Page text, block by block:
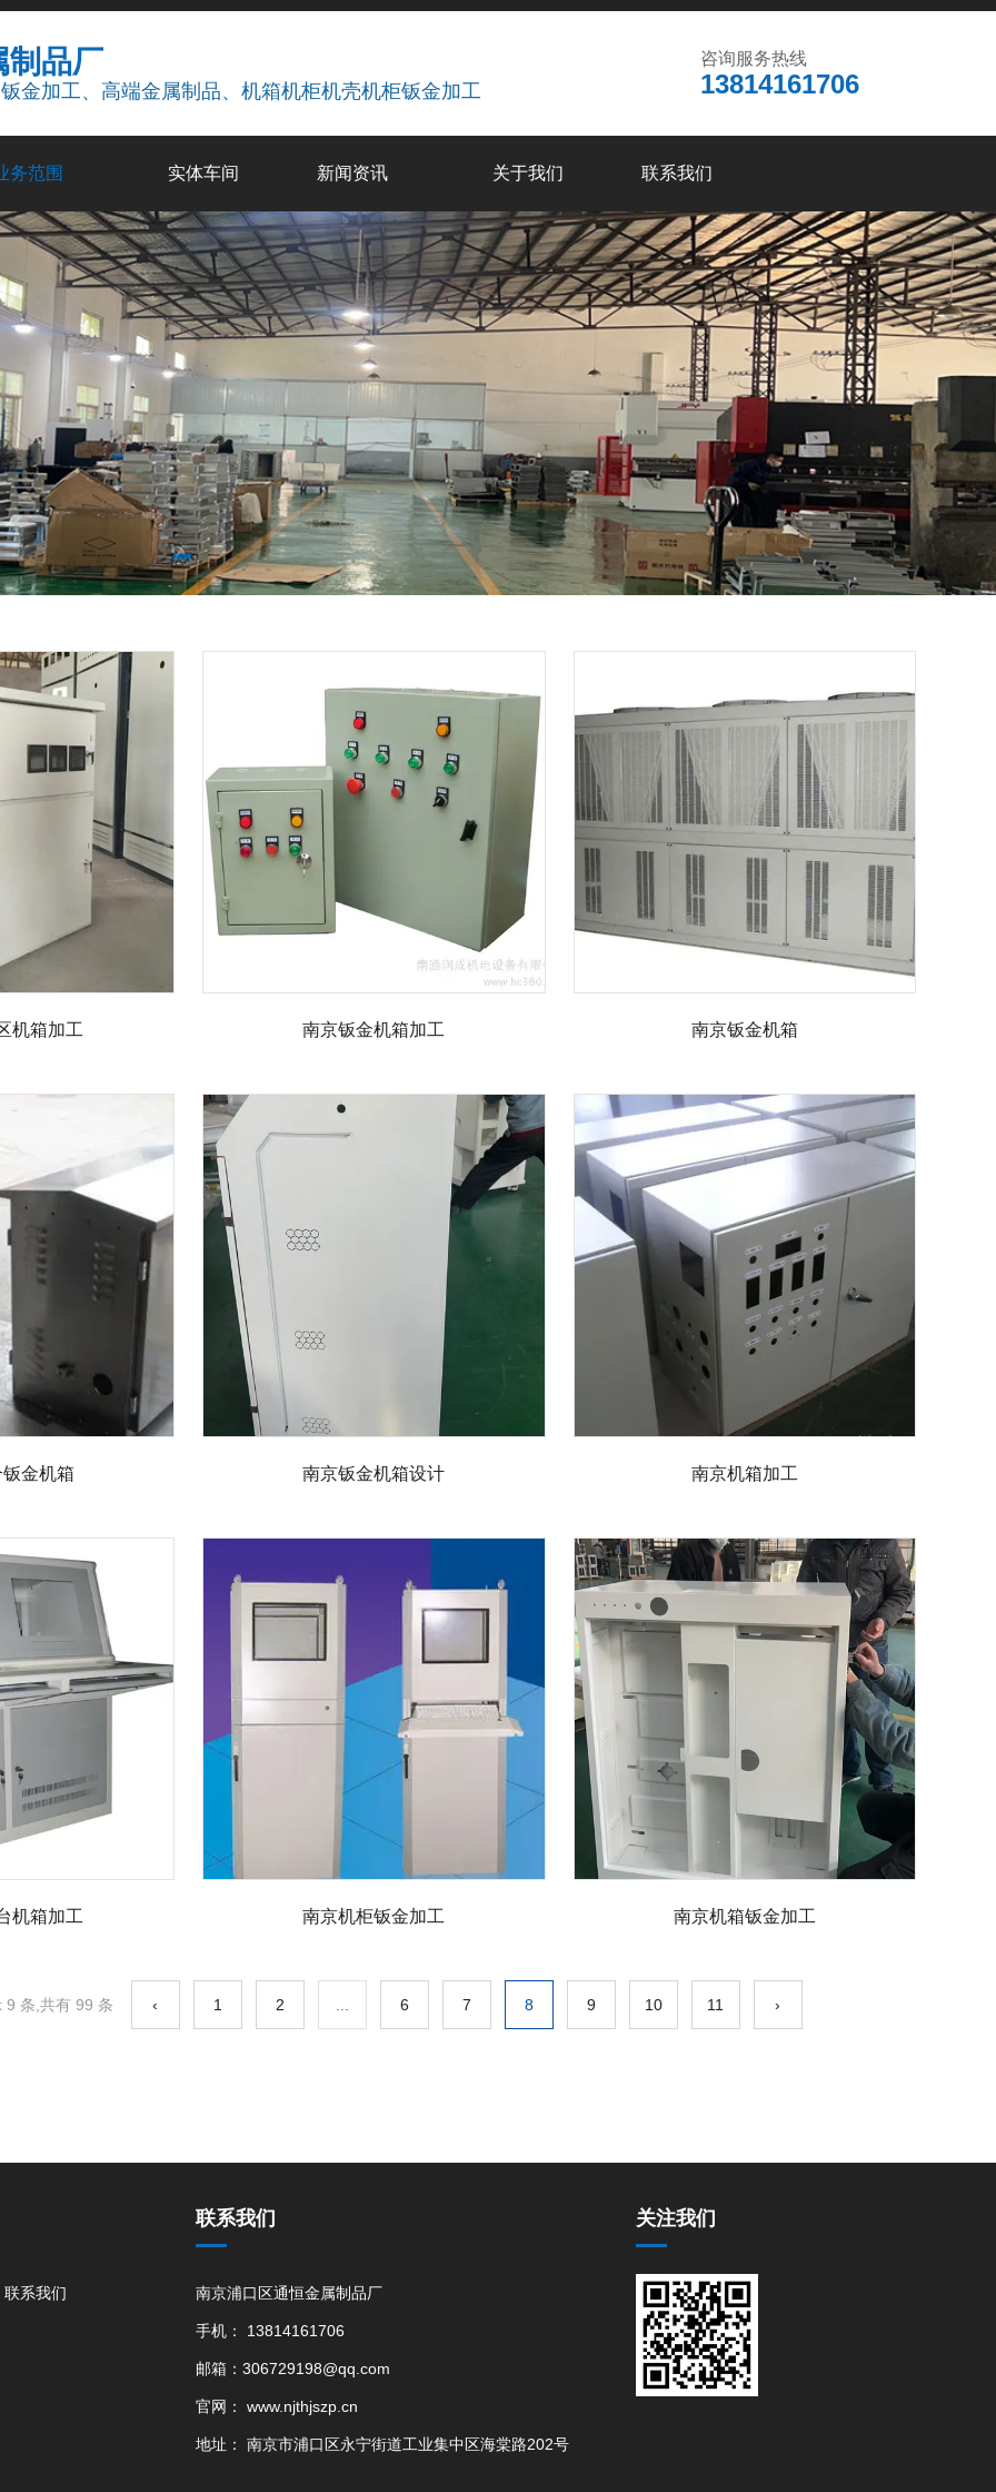
制品厂
金加工、高端金属制品、机箱机柜机壳机柜钣金加工
咨询服务热线
13814161706
务范围 实体车间 新闻资讯 关于我们 联系我们
机箱加工 南京钣金机箱加工 南京钣金机箱
金机箱 南京钣金机箱设计 南京机箱加工
机箱加工 南京机柜钣金加工 南京机箱钣金加工
9 条,共有 99 条 ‹ 1 2 6 7 8 9 10 11 ›
联系我们
联系我们
南京浦口区通恒金属制品厂
手机： 13814161706
邮箱：306729198@qq.com
官网： www.njthjszp.cn
地址： 南京市浦口区永宁街道工业集中区海棠路202号
关注我们